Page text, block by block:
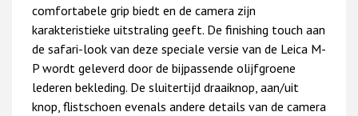
comfortabele grip biedt en de camera zijn
karakteristieke uitstraling geeft. De finishing touch aan
de safari-look van deze speciale versie van de Leica M-
P wordt geleverd door de bijpassende olijfgroene
lederen bekleding. De sluitertijd draaiknop, aan/uit
knop, flistschoen evenals andere details van de camera